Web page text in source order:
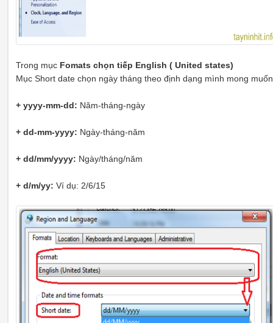
Trong mục Fomats chọn tiếp English ( United states)
Mục Short date chọn ngày tháng theo định dạng mình mong
+ yyyy-mm-dd: Năm-tháng-ngày
+ dd-mm-yyyy: Ngày-tháng-năm
+ dd/mm/yyyy: Ngày/tháng/năm
+ d/m/yy: Ví dụ: 2/6/15